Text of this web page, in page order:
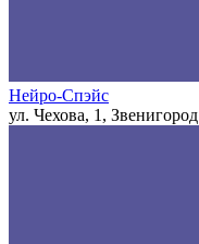
Нейро-Спэйс
ул. Чехова, 1, Звенигород